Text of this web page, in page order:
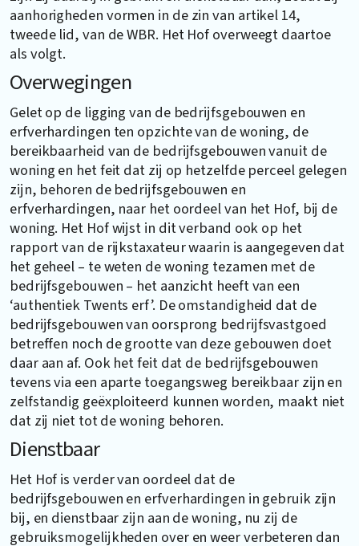
aanhorigheden vormen in de zin van artikel 14,
tweede lid, van de WBR. Het Hof overweegt daartoe
als volgt.
Overwegingen
Gelet op de ligging van de bedrijfsgebouwen en
erfverhardingen ten opzichte van de woning, de
bereikbaarheid van de bedrijfsgebouwen vanuit de
woning en het feit dat zij op hetzelfde perceel gelegen
zijn, behoren de bedrijfsgebouwen en
erfverhardingen, naar het oordeel van het Hof, bij de
woning. Het Hof wijst in dit verband ook op het
rapport van de rijkstaxateur waarin is aangegeven dat
het geheel – te weten de woning tezamen met de
bedrijfsgebouwen – het aanzicht heeft van een
‘authentiek Twents erf’. De omstandigheid dat de
bedrijfsgebouwen van oorsprong bedrijfsvastgoed
betreffen noch de grootte van deze gebouwen doet
daar aan af. Ook het feit dat de bedrijfsgebouwen
tevens via een aparte toegangsweg bereikbaar zijn en
zelfstandig geëxploiteerd kunnen worden, maakt niet
dat zij niet tot de woning behoren.
Dienstbaar
Het Hof is verder van oordeel dat de
bedrijfsgebouwen en erfverhardingen in gebruik zijn
bij, en dienstbaar zijn aan de woning, nu zij de
gebruiksmogelijkheden over en weer verbeteren dan